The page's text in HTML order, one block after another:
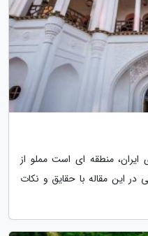
ایران، منطقه ای است مملو از
این مقاله با حقایق و نکات